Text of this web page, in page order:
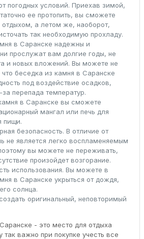
погодных условий. Приехав зимой,
ее протопить, вы сможете
отдыхом, а летом же, наоборот,
так необходимую прохладу.
в Саранске надежны и
прослужат вам долгие годы, не
и новых вложений. Вы можете не
что беседка из камня в Саранске
под воздействие осадков,
перепада температур.
в Саранске вы сможете
мангал или печь для
пищи.
безопасность. В отличие от
не является легко воспламеняемым
вы можете не переживать,
произойдет возгорание.
использования. Вы можете в
в Саранске укрыться от дождя,
солнца.
оригинальный, неповторимый
- это место для отдыха
важно при покупке учесть все